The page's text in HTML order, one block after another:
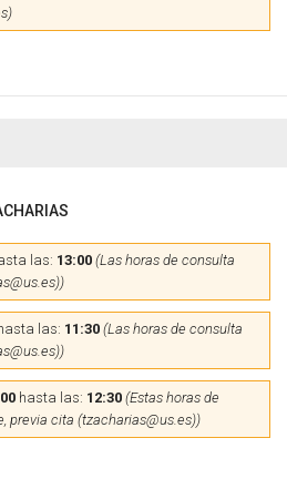
las: 13:00 (Las horas de consulta
las: 11:30 (Las horas de consulta
hasta las: 12:30 (Estas horas de
previa cita (tzacharias@us.es))